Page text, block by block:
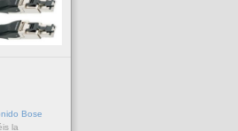
Bose
la